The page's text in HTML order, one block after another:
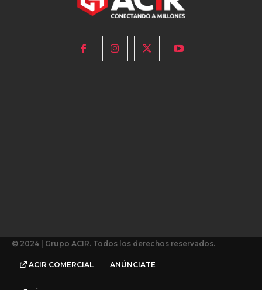
© 2024 | Grupo ACIR. Todos los derechos reservados.
ACIR COMERCIAL ANÚNCIATE